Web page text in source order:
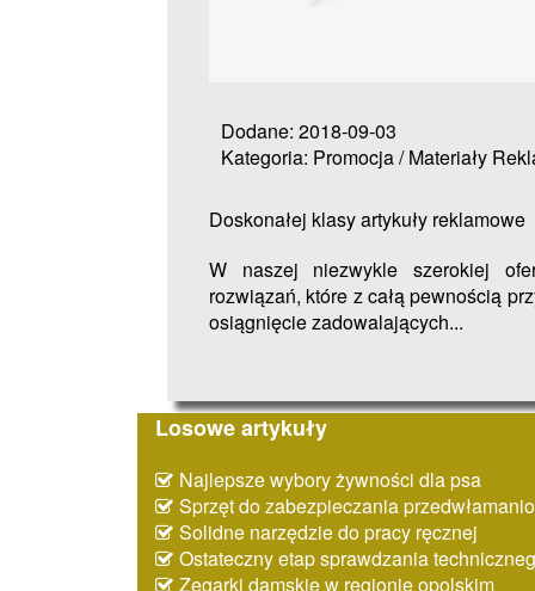
Dodane: 2018-09-03
Kategoria: Promocja / Materiały
Doskonałej klasy artykuły reklamowe
W naszej niezwykle szerokiej
rozwiązań, które z całą pewnością
osiągnięcie zadowalających...
Losowe artykuły
Najlepsze wybory żywności dla psa
Sprzęt do zabezpieczania
Solidne narzędzie do pracy ręcznej
Ostateczny etap sprawdzania
Zegarki damskie w regionie opolskim